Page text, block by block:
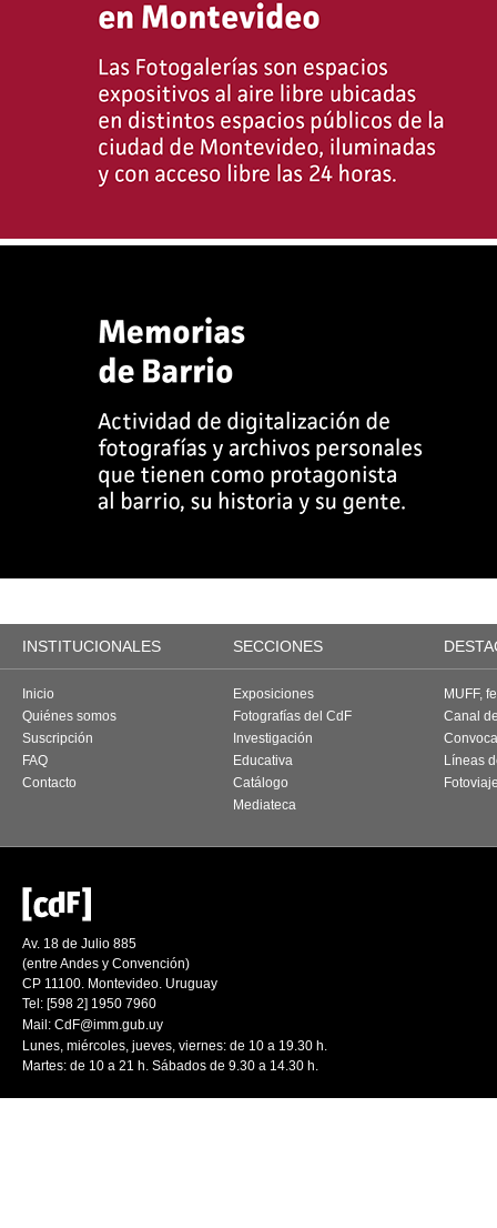
INSTITUCIONALES SECCIONES
Inicio
Quiénes somos
Suscripción
FAQ
Contacto
Exposiciones
Fotografías del CdF
Investigación
Educativa
Catálogo
Mediateca
MUFF,
Canal
Líneas
Av. 18 de Julio 885
(entre Andes y Convención)
CP 11100. Montevideo. Uruguay
Tel: [598 2] 1950 7960
Mail: CdF@imm.gub.uy
Lunes, miércoles, jueves, viernes: de 10 a 19.30 h.
Martes: de 10 a 21 h. Sábados de 9.30 a 14.30 h.